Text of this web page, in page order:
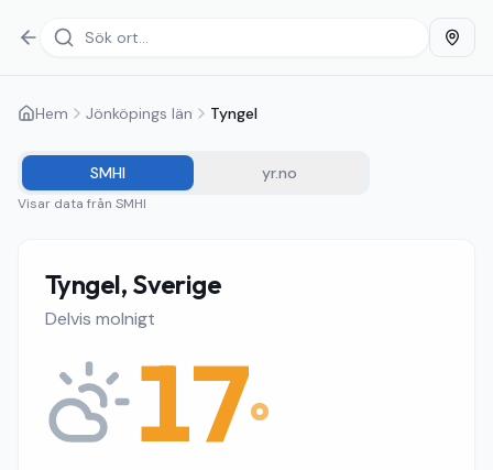
Hem Jönköpings län Tyngel
SMHI yr.no
Visar data från SMHI
Tyngel, Sverige
Delvis molnigt
17°